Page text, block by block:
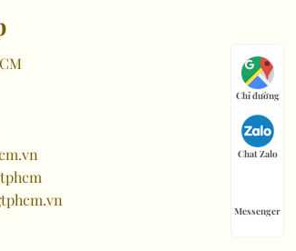
Chỉ đường
Chat Zalo
Messenger